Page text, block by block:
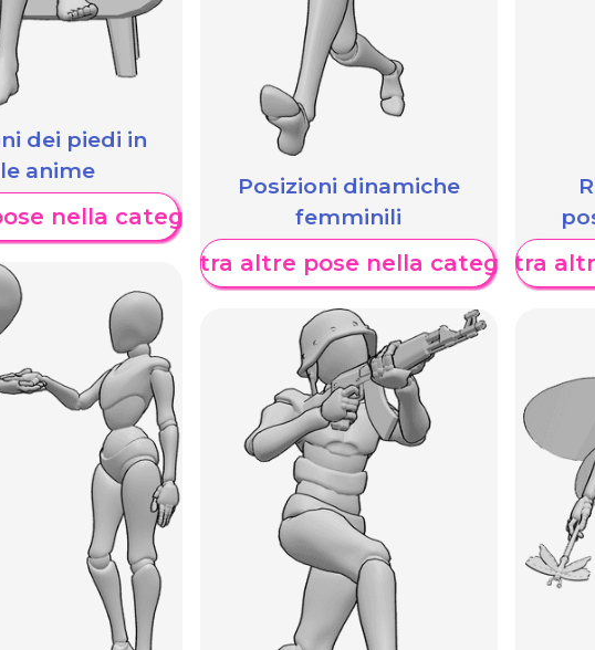
dei piedi in
anime
nella categoria
Posizioni dinamiche
femminili
Mostra altre pose nella categoria
Mostra